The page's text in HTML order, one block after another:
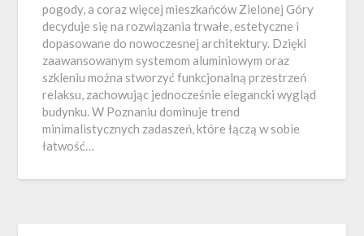
pogody, a coraz więcej mieszkańców Zielonej Góry
decyduje się na rozwiązania trwałe, estetyczne i
dopasowane do nowoczesnej architektury. Dzięki
zaawansowanym systemom aluminiowym oraz
szkleniu można stworzyć funkcjonalną przestrzeń
relaksu, zachowując jednocześnie elegancki wygląd
budynku. W Poznaniu dominuje trend
minimalistycznych zadaszeń, które łączą w sobie
łatwość…